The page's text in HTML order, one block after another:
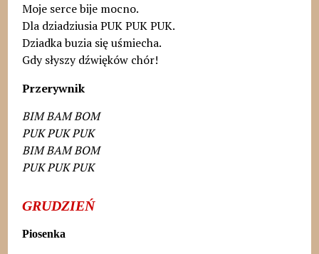
Moje serce bije mocno.
Dla dziadziusia PUK PUK PUK.
Dziadka buzia się uśmiecha.
Gdy słyszy dźwięków chór!
Przerywnik
BIM BAM BOM
PUK PUK PUK
BIM BAM BOM
PUK PUK PUK
GRUDZIEŃ
Piosenka